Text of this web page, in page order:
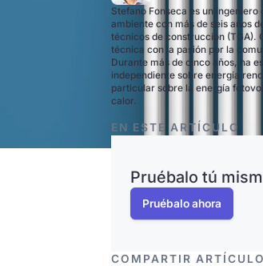
Stefano Fonseca es un ingeniero
ambiente con más de seis años
técnicos de construcción (TGA).
técnica con la pasión por la
Durante más de cinco años, ha
independiente sobre energía
particular sobre la energía
calor.
EN ESTE ARTÍCULO
Pruébalo tú
Pruébalo ahora
COMPARTIR ARTÍCULO